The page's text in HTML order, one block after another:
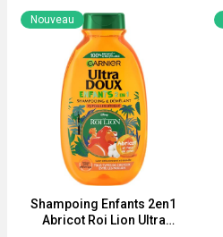
FOOD
Lissant
Usages
Macadamia,
Cheveux
et
Rebelles
Shampoing Enfants 2en1
Abricot Roi Lion Ultra
Nouveau